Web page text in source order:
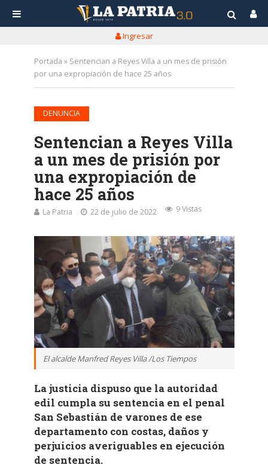
Ingresar
Portada » Sentencian a Reyes Villa a un mes de prisión
por una expropiación de hace 25 años
DENUNCIA
Sentencian a Reyes Villa
a un mes de prisión por
una expropiación de
hace 25 años
La Patria 22 de julio de 2022 9 Vistas
El alcalde Manfred Reyes Villa /Los Tiempos
La justicia dispuso que la autoridad
edil cumpla su sentencia en el penal
San Sebastián de varones de ese
departamento con costas, daños y
perjuicios averiguables en ejecución
de sentencia.